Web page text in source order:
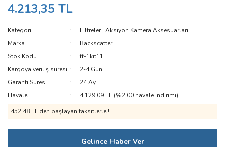
4.213,35 TL
Kategori Filtreler,Aksiyon Kamera Aksesuarları
Marka
Backscatter
Stok Kodu
ff-1kit11
Kargoya veriliş süresi
2-4 Gün
Garanti Süresi
24 Ay
Havale
4.129,09 TL (%2,00 havale indirimi)
452,48 TL den başlayan taksitlerle!!
Gelince Haber Ver